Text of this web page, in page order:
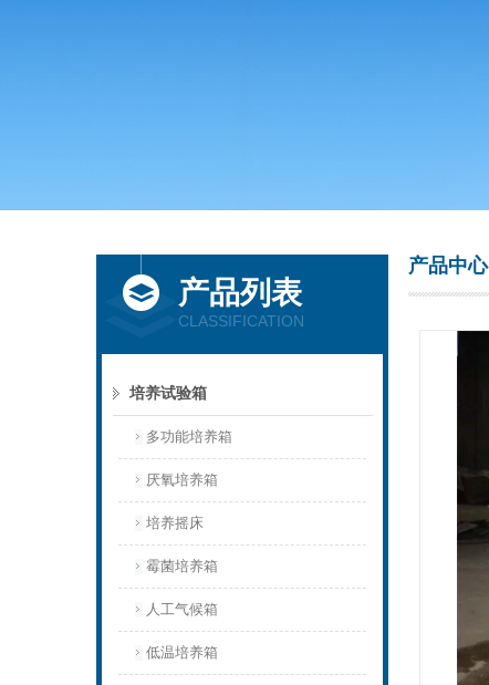
产品列表
CLASSIFICATION
培养试验箱
多功能培养箱
厌氧培养箱
培养摇床
霉菌培养箱
人工气候箱
低温培养箱
产品中心